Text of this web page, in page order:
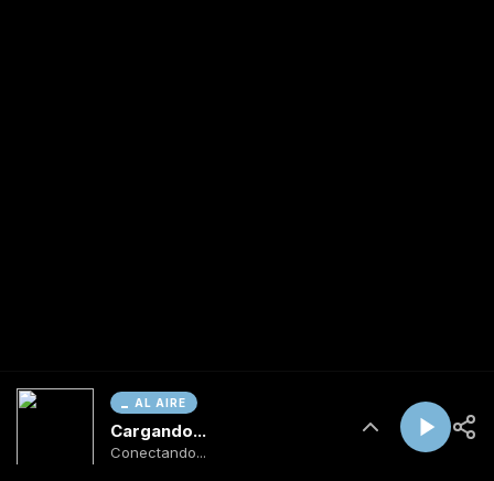
AL AIRE
Cargando...
Conectando...